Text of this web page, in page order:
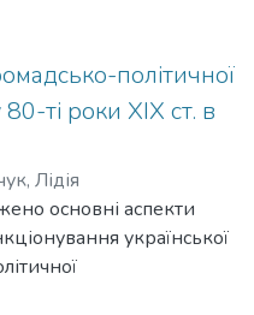
made. This study focuses
Times coverage of the
and
in Ukraine and
in portraying
the conflict.
methodological
study and critical theory
політичної
ті роки XIX ст. в
Лідія
основні аспекти
української
роках XIX ст. в